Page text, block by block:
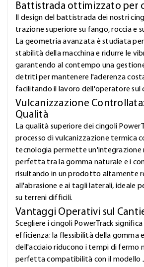
Battistrada ottimizzato per
Il design del battistrada dei nostri
trazione superiore su fango, roccia e
La geometria avanzata è studiata
stabilità della macchina e ridurre le
garantendo al contempo una
detriti per mantenere l'aderenza
facilitando il lavoro dell'operatore sul
Vulcanizzazione
Qualità
La qualità superiore dei cingoli
processo di vulcanizzazione termica
tecnologia permette un'integrazione
perfetta tra la gomma naturale e i
risultando in un prodotto altamente
all'abrasione e ai tagli laterali, ideale
su terreni difficili.
Vantaggi Operativi sul
Scegliere i cingoli PowerTrack
efficienza: la flessibilità della gomma
dell'acciaio riducono i tempi di fermo
perfetta compatibilità con il modello